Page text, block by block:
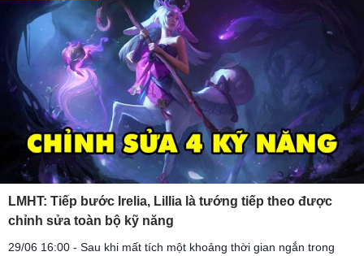
LMHT: Tiếp bước Irelia, Lillia là tướng tiếp theo được
chỉnh sửa toàn bộ kỹ năng
29/06 16:00 - Sau khi mất tích một khoảng thời gian ngắn trong